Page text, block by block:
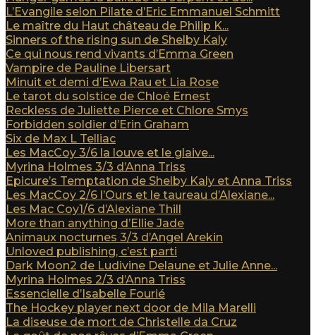
L’Evangile selon Pilate d’Eric Emmanuel Schmitt
Le maître du Haut château de Philip K...
Sinners of the rising sun de Shelby Kaly
Ce qui nous rend vivants d’Emma Green
Vampire de Pauline Libersart
Minuit et demi d’Ewa Rau et Lia Rose
Le tarot du solstice de Chloé Ernest
Reckless de Juliette Pierce et Chlore Smys
Forbidden soldier d’Erin Graham
Six de Max L Telliac
Les MacCoy 3/6 la louve et le glaive...
Myrina Holmes 3/3 d’Anna Triss
Epicure’s Temptation de Shelby Kaly et Anna Triss
Les MacCoy 2/6 l’Ours et le taureau d’Alexiane...
Les Mac Coy1/6 d’Alexiane Thill
More than anything d’Ellie Jade
Animaux nocturnes 3/3 d’Angel Arekin
Unloved publishing, c’est parti
Dark Moon2 de Ludivine Delaune et Julie Anne...
Myrina Holmes 2/3 d’Anna Triss
Essencielle d’Isabelle Fourié
The Hockey player next door de Mila Marelli
La diseuse de mort de Christelle da Cruz